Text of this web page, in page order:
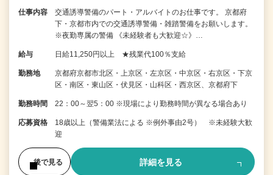
仕事内容
交通誘導警備のパート・アルバイトのお仕事です。 京都府
下・京都市内での交通誘導警備・雑踏警備をお願いします。
※夜勤専属の警備 《未経験者も大歓迎☆》…
給与 日給11,250円以上 ★残業代100％支給
勤務地
京都府京都市北区・上京区・左京区・中京区・右京区・下京
区・南区・東山区・伏見区・山科区・西京区、京都府下
勤務時間 22：00～翌5：00 ※現場により勤務時間が異なる場合あり
応募資格
18歳以上（警備業法による ※例外事由2号） ※未経験大歓
迎
後で見る 詳細を見る